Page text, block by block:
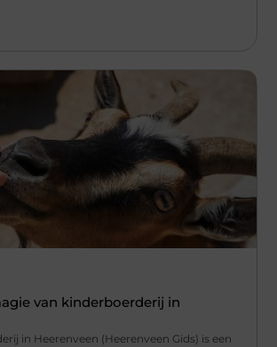
van kinderboerderij in
in Heerenveen (Heerenveen Gids) is een